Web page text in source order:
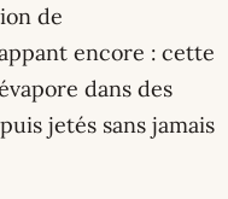
de
encore : cette
dans des
jetés sans jamais